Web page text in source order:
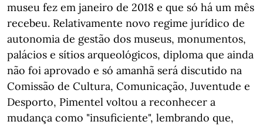
museu fez em janeiro de 2018 e que só há um mês
recebeu. Relativamente novo regime jurídico de
autonomia de gestão dos museus, monumentos,
palácios e sítios arqueológicos, diploma que ainda
não foi aprovado e só amanhã será discutido na
Comissão de Cultura, Comunicação, Juventude e
Desporto, Pimentel voltou a reconhecer a
mudança como "insuficiente", lembrando que,